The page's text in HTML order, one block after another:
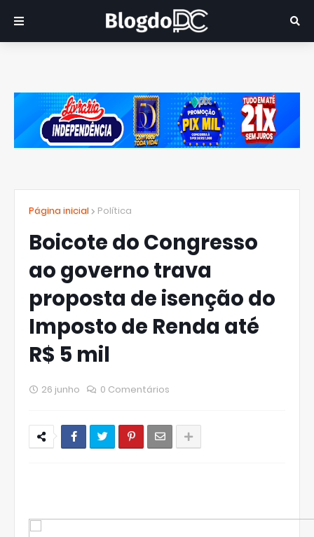
Página inicial Política
Boicote do Congresso
ao governo trava
proposta de isenção do
Imposto de Renda até
R$ 5 mil
26 junho 0 Comentários